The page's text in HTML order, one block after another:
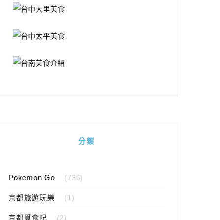
分類
Pokemon Go (736)
京都旅遊玩樂 (1)
京都覓食記 (2)